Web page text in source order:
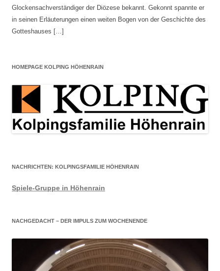
Glockensachverständiger der Diözese bekannt. Gekonnt spannte er
in seinen Erläuterungen einen weiten Bogen von der Geschichte des
Gotteshauses […]
HOMEPAGE KOLPING HÖHENRAIN
NACHRICHTEN: KOLPINGSFAMILIE HÖHENRAIN
Spiele-Gruppe in Höhenrain
NACHGEDACHT – DER IMPULS ZUM WOCHENENDE